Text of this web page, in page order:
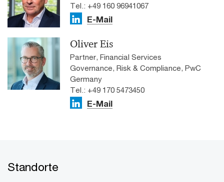
Tel.: +49 160 96941067
E-Mail
Oliver Eis
Partner, Financial Services
Governance, Risk & Compliance, PwC
Germany
Tel.: +49 170 5473450
E-Mail
Standorte